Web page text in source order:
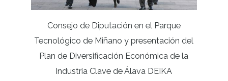
Consejo de Diputación en el Parque
Tecnológico de Miñano y presentación del
Plan de Diversificación Económica de la
Industria Clave de Álava DEIKA